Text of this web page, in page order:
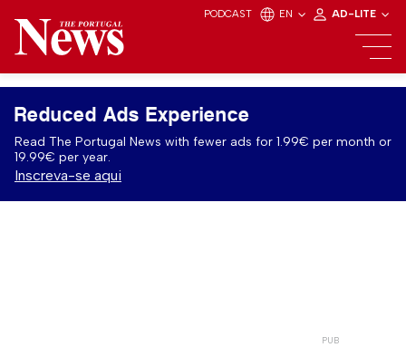
PODCAST EN AD-LITE
Reduced Ads Experience
Read The Portugal News with fewer ads for 1.99€ per month or
19.99€ per year.
Inscreva-se aqui